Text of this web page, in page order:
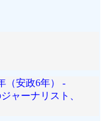
（安政6年） -
ャーナリスト、